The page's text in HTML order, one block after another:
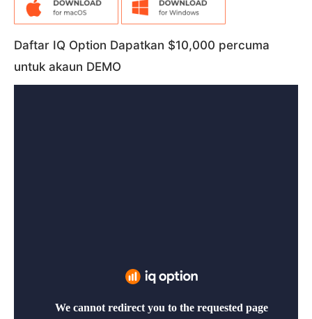
Daftar IQ Option Dapatkan $10,000 percuma
untuk akaun DEMO